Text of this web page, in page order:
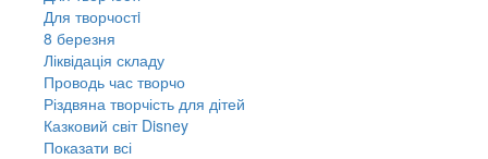
Для творчостi
8 березня
Ліквідація складу
Проводь час творчо
Різдвяна творчість для дітей
Казковий світ Disney
Показати всі